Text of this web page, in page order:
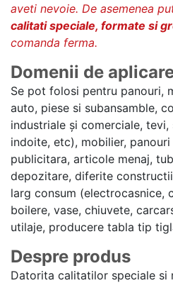
aveti nevoie. De asemenea
calitati speciale, formate si
comanda ferma.
Domenii de
Se pot folosi pentru panouri,
auto, piese si subansamble,
industriale și comerciale,
indoite, etc), mobilier,
publicitara, articole menaj,
depozitare, diferite
larg consum (electrocasnice,
boilere, vase, chiuvete,
utilaje, producere tabla tip
Despre produs
Datorita calitatilor speciale si